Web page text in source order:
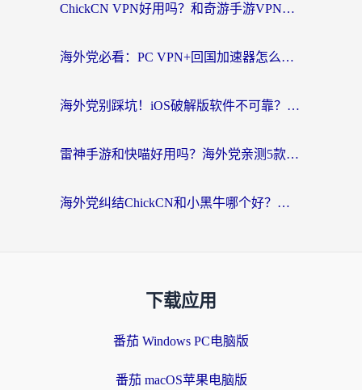
ChickCN VPN好用吗？和奇游手游VPN对比哪个回国效果更好？海外党亲测实用指南
海外党必看：PC VPN+回国加速器怎么选？无缝访问国内资源全攻略
海外党别踩坑！iOS破解版软件不可靠？教你选对回国加速器无缝看国内资源
雷神手游和快喵好用吗？海外党亲测5款回国加速器，附斧牛Bling对比+微信视频号解决办法
海外党纠结ChickCN和小黑牛哪个好？一篇帮你选对回国加速器的实用指南
下载应用
番茄 Windows PC电脑版
番茄 macOS苹果电脑版